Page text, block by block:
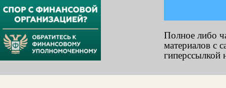
Полное либо
материалов с
гиперссылкой